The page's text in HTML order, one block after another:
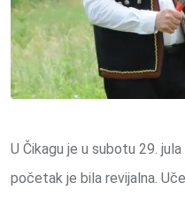
U Čikagu je u subotu 29.
početak je bila revijalna.